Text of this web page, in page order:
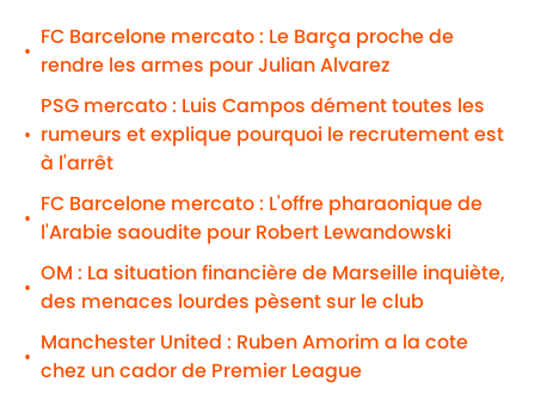
•
FC Barcelone mercato : Le Barça proche de
rendre les armes pour Julian Alvarez
•
PSG mercato : Luis Campos dément toutes les
rumeurs et explique pourquoi le recrutement est
à l'arrêt
•
FC Barcelone mercato : L'offre pharaonique de
l'Arabie saoudite pour Robert Lewandowski
•
OM : La situation financière de Marseille inquiète,
des menaces lourdes pèsent sur le club
•
Manchester United : Ruben Amorim a la cote
chez un cador de Premier League